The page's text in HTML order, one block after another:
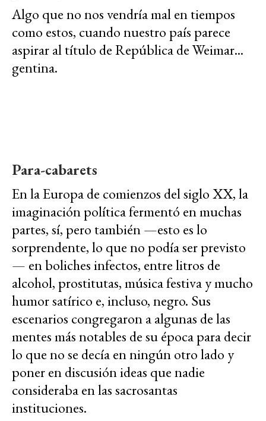
Algo que no nos vendría mal en tiempos
como estos, cuando nuestro país parece
aspirar al título de República de Weimar...
gentina.
Para-cabarets
En la Europa de comienzos del siglo XX, la
imaginación política fermentó en muchas
partes, sí, pero también —esto es lo
sorprendente, lo que no podía ser previsto
— en boliches infectos, entre litros de
alcohol, prostitutas, música festiva y mucho
humor satírico e, incluso, negro. Sus
escenarios congregaron a algunas de las
mentes más notables de su época para decir
lo que no se decía en ningún otro lado y
poner en discusión ideas que nadie
consideraba en las sacrosantas
instituciones.